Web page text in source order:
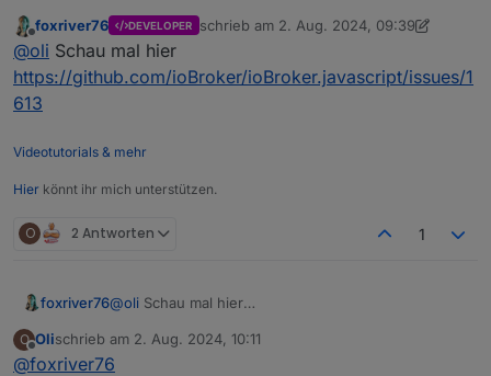
und Admin aktualisiert, daher kann ich leider nicht sagen
woher die Fehlermeldung kommt.
Aber seitdem bekomme ich im Log folgende
Fehlermeldung:
avascript.0
Offline
foxriver76 DEVELOPER schrieb am 2. Aug. 2024, 09:39
zuletzt editiert von foxriver768. Feb.
@oli Schau mal hier
https://github.com/ioBroker/ioBroker.javascript/issues/1
613
Videotutorials & mehr
Hier könnt ihr mich unterstützen.
O 2 Antworten 1
foxriver76@oli Schau mal hier
es/1613
O
Offline
Olischrieb am 2. Aug. 2024, 10:11
zuletzt editiert von
@foxriver76